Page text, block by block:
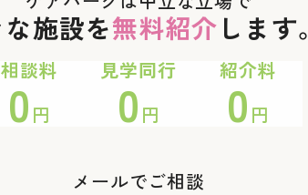
施設を無料紹介 します。
相談料
0 円
見学同行
0 円
紹介料
0 円
メールでご相談